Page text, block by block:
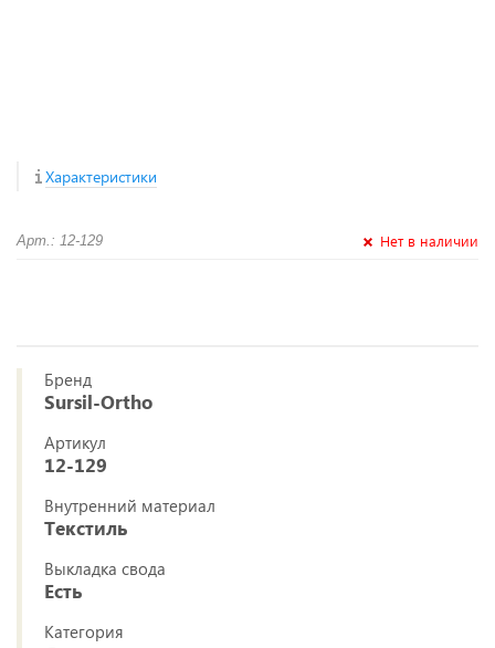
Характеристики
Арт.: 12-129 Нет в наличии
Бренд
Sursil-Ortho
Артикул
12-129
Внутренний материал
Текстиль
Выкладка свода
Есть
Категория